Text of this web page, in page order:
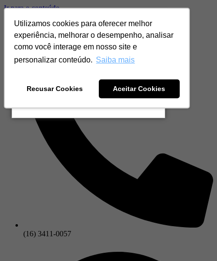
Baixe nosso catálogo
e conheça toda nossa linha
Utilizamos cookies para oferecer melhor
experiência, melhorar o desempenho, analisar
como você interage em nosso site e
personalizar conteúdo. Saiba mais
Recusar Cookies Aceitar Cookies
Ir para o conteúdo
contato@grampola.com.br
São Carlos/SP
(16) 3411-0057